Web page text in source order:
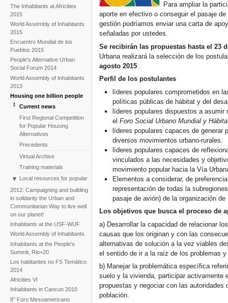
The Inhabitants at Africities
2015
World Assembly of Inhabitants
2015
Encuentro Mundial de los
Pueblos 2015
People's Alternative Urban
Social Forum 2014
World Assembly of Inhabitants
2013
Housing one billion people
Current news
First Regional Competition
for Popular Housing
Alternatives
Precedents
Virtual Archive
Training materials
Local resources for popular
Blog: Territorios,
Gobernanza y Democracia
2012: Campaigning and building
in solidarity the Urban and
Communitarian Way to live well
on our planet!
Inhabitants at the USF-WUF
World Assembly of Inhabitants
Inhabitants at the People's
Summit, Rio+20
Los habitantes no FS Temático
2014
Africities VI
Inhabitants in Cancun 2010
8° Foro Mesoamericano
Para ampliar la
aporte en efectivo o conseguir el pasaje
gestión podríamos enviar una carta de
señaladas por ustedes.
Se recibirán las propuestas hasta el 23
Urbana realizará la selección de los
agosto 2015
Perfil de los postulantes
líderes populares comprometidos en
políticas públicas de hábitat y del
líderes populares dispuestos a
elForo Social Urbano Mundial y
líderes populares capaces de
diversos movimientos urbano-rurales.
líderes populares capaces de
vinculados a las necesidades y
movimiento popular hacia la Vía
Elementos a considerar, de
representación de todas la
pasaje de avión) de la organización de
Los objetivos que busca el proceso de
a) Desarrollar la capacidad de relacionar
causas que los originan y con las
alternativas de solución a la vez viables
el sentido de ir a la raíz de los problemas
b) Manejar la problemática específica
suelo y la vivienda, participar activamente
propuestas y negociar con las
población.